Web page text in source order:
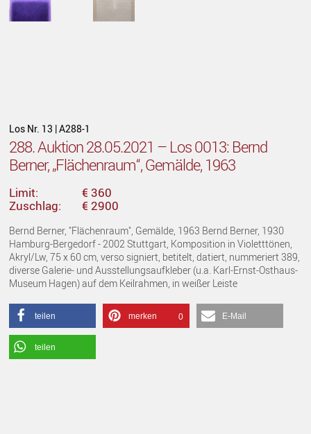
Los Nr. 13 | A288-1
288. Auktion 28.05.2021 – Los 0013: Bernd
Berner, „Flächenraum“, Gemälde, 1963
Limit:
€ 360
Zuschlag:
€ 2900
Bernd Berner, "Flächenraum", Gemälde, 1963 Bernd Berner, 1930
Hamburg-Bergedorf - 2002 Stuttgart, Komposition in Violetttönen,
Akryl/Lw, 75 x 60 cm, verso signiert, betitelt, datiert, nummeriert 389,
diverse Galerie- und Ausstellungsaufkleber (u.a. Karl-Ernst-Osthaus-
Museum Hagen) auf dem Keilrahmen, in weißer Leiste
teilen merken 0 E-Mail
teilen